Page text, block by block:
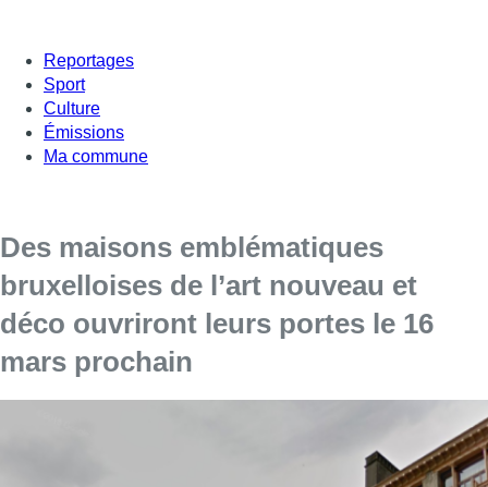
Reportages
Sport
Culture
Émissions
Ma commune
Des maisons emblématiques
bruxelloises de l’art nouveau et
déco ouvriront leurs portes le 16
mars prochain